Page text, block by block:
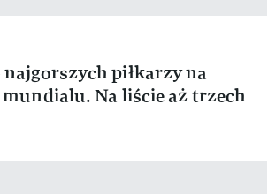
piłkarzy na
Na liście aż trzech